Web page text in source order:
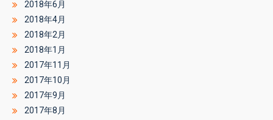
2018年6月
2018年4月
2018年2月
2018年1月
2017年11月
2017年10月
2017年9月
2017年8月